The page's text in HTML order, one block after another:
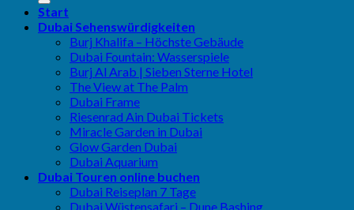
Start
Dubai Sehenswürdigkeiten
Burj Khalifa – Höchste Gebäude
Dubai Fountain: Wasserspiele
Burj Al Arab | Sieben Sterne Hotel
The View at The Palm
Dubai Frame
Riesenrad Ain Dubai Tickets
Miracle Garden in Dubai
Glow Garden Dubai
Dubai Aquarium
Dubai Touren online buchen
Dubai Reiseplan 7 Tage
Dubai Wüstensafari – Dune Bashing